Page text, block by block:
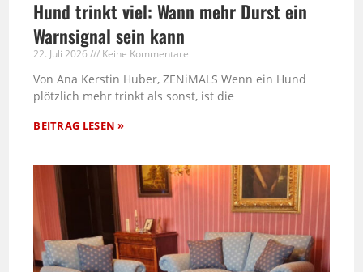
Hund trinkt viel: Wann mehr Durst ein
Warnsignal sein kann
22. Juli 2026 Keine Kommentare
Von Ana Kerstin Huber, ZENiMALS Wenn ein Hund
plötzlich mehr trinkt als sonst, ist die
BEITRAG LESEN »